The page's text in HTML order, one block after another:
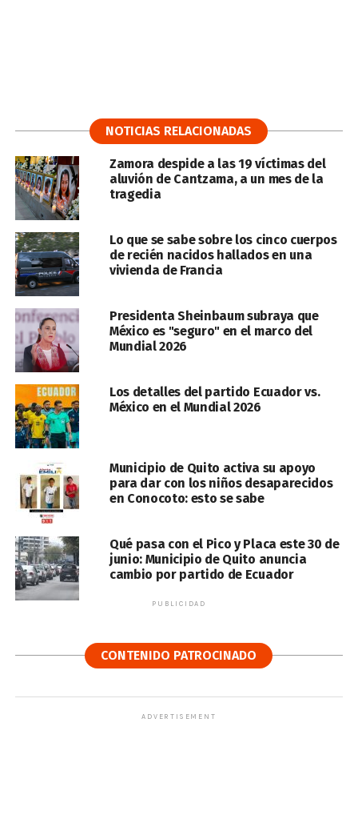
NOTICIAS RELACIONADAS
Zamora despide a las 19 víctimas del
aluvión de Cantzama, a un mes de la
tragedia
Lo que se sabe sobre los cinco cuerpos
de recién nacidos hallados en una
vivienda de Francia
Presidenta Sheinbaum subraya que
México es "seguro" en el marco del
Mundial 2026
Los detalles del partido Ecuador vs.
México en el Mundial 2026
Municipio de Quito activa su apoyo
para dar con los niños desaparecidos
en Conocoto: esto se sabe
Qué pasa con el Pico y Placa este 30 de
junio: Municipio de Quito anuncia
cambio por partido de Ecuador
PUBLICIDAD
CONTENIDO PATROCINADO
ADVERTISEMENT